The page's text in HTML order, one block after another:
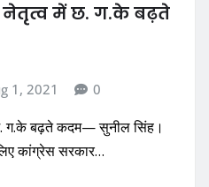
नेतृत्व में छ. ग.के बढ़ते
1, 2021 0
ग.के बढ़ते कदम— सुनील सिंह।
कांग्रेस सरकार…